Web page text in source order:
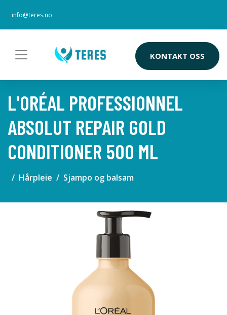
info@teres.no
KONTAKT OSS
L'ORÉAL PROFESSIONNEL
ABSOLUT REPAIR GOLD
CONDITIONER 500 ML
Hårpleie Sjampo og balsam